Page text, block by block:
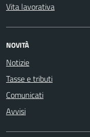
Vita lavorativa
NOVITÀ
Notizie
Tasse e tributi
Comunicati
Avvisi